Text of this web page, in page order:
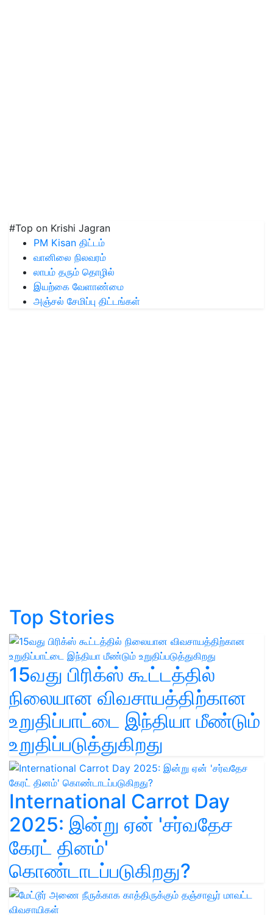
#Top on Krishi Jagran
PM Kisan திட்டம்
வானிலை நிலவரம்
லாபம் தரும் தொழில்
இயற்கை வேளாண்மை
அஞ்சல் சேமிப்பு திட்டங்கள்
Top Stories
15வது பிரிக்ஸ் கூட்டத்தில்
நிலையான விவசாயத்திற்கான
உறுதிப்பாட்டை இந்தியா மீண்டும்
உறுதிப்படுத்துகிறது
International Carrot Day
2025: இன்று ஏன் 'சர்வதேச
கேரட் தினம்'
கொண்டாடப்படுகிறது?